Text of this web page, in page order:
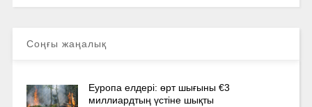
Соңғы жаңалық
Еуропа елдері: өрт шығыны €3
миллиардтың үстіне шықты